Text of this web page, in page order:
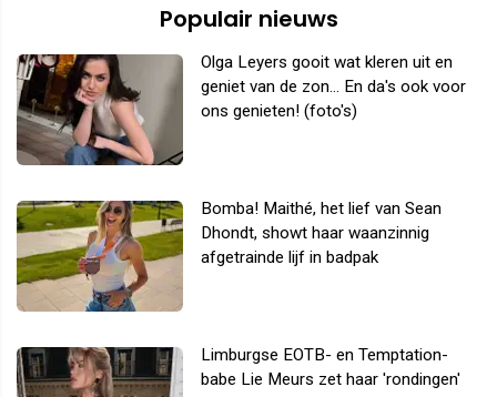
Populair nieuws
Olga Leyers gooit wat kleren uit en
geniet van de zon... En da's ook voor
ons genieten! (foto's)
Bomba! Maithé, het lief van Sean
Dhondt, showt haar waanzinnig
afgetrainde lijf in badpak
Limburgse EOTB- en Temptation-
babe Lie Meurs zet haar 'rondingen'